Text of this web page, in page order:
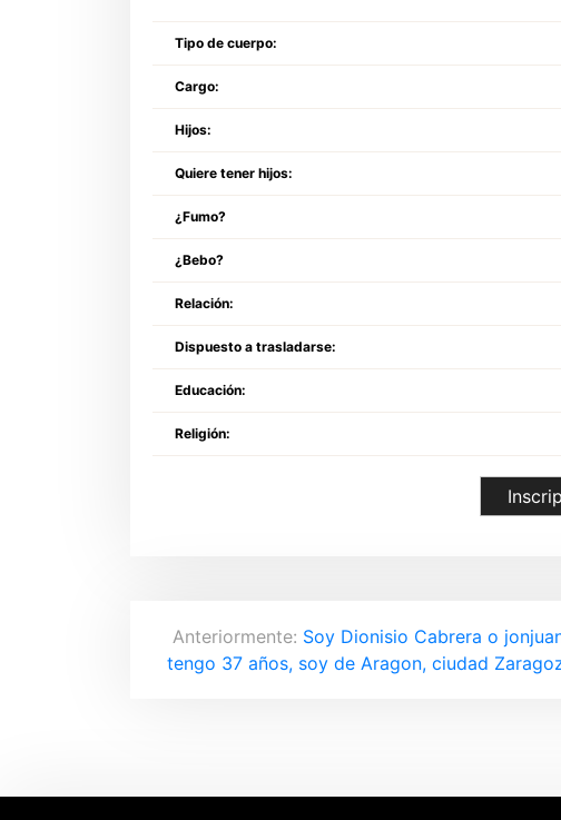
Tipo de cuerpo:
Cargo:
Hijos:
Quiere tener hijos:
¿Fumo?
¿Bebo?
Relación:
Dispuesto a trasladarse:
Educación:
Religión:
N
a
Anteriormente: Soy Dionisio Cabrera o
tengo 37 años, soy de Aragon, ciudad